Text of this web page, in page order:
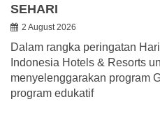
SEHARI
2 August 2026
Dalam rangka peringatan
Indonesia Hotels & Resorts
menyelenggarakan program
program edukatif